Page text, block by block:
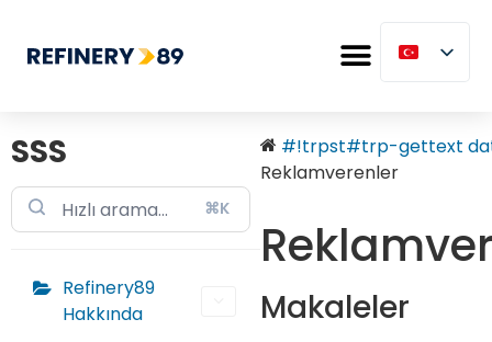
SSS
⌘K
Refinery89
Hakkında
#!trpst#trp-gettext
Reklamverenler
Makaleler